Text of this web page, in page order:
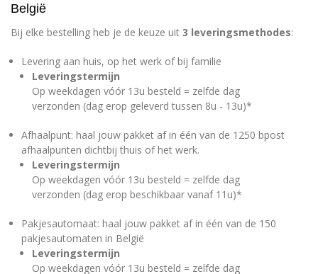
België
Bij elke bestelling heb je de keuze uit 3 leveringsmethodes:
Levering aan huis, op het werk of bij familie
Leveringstermijn
Op weekdagen vóór 13u besteld = zelfde dag
verzonden (dag erop geleverd tussen 8u - 13u)*
Afhaalpunt: haal jouw pakket af in één van de 1250 bpost
afhaalpunten dichtbij thuis of het werk.
Leveringstermijn
Op weekdagen vóór 13u besteld = zelfde dag
verzonden (dag erop beschikbaar vanaf 11u)*
Pakjesautomaat: haal jouw pakket af in één van de 150
pakjesautomaten in België
Leveringstermijn
Op weekdagen vóór 13u besteld = zelfde dag